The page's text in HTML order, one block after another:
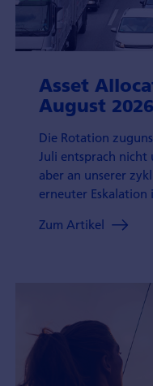
Asset
August 2026
Die Rotation
Juli entsprach nicht
aber an unserer
erneuter Eskalation
Zum Artikel